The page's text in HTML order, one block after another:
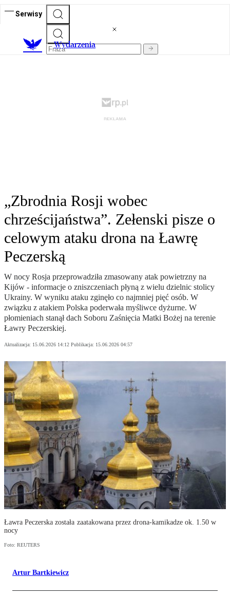
Serwisy
Wydarzenia
„Zbrodnia Rosji wobec
chrześcijaństwa”. Zełenski pisze o
celowym ataku drona na Ławrę
Peczerską
W nocy Rosja przeprowadziła zmasowany atak powietrzny na
Kijów - informacje o zniszczeniach płyną z wielu dzielnic stolicy
Ukrainy. W wyniku ataku zginęło co najmniej pięć osób. W
związku z atakiem Polska poderwała myśliwce dyżurne. W
płomieniach stanął dach Soboru Zaśnięcia Matki Bożej na terenie
Ławry Peczerskiej.
Aktualizacja: 15.06.2026 14:12 Publikacja: 15.06.2026 04:57
Ławra Peczerska została zaatakowana przez drona-kamikadze ok. 1.50 w
nocy
Foto: REUTERS
Artur Bartkiewicz